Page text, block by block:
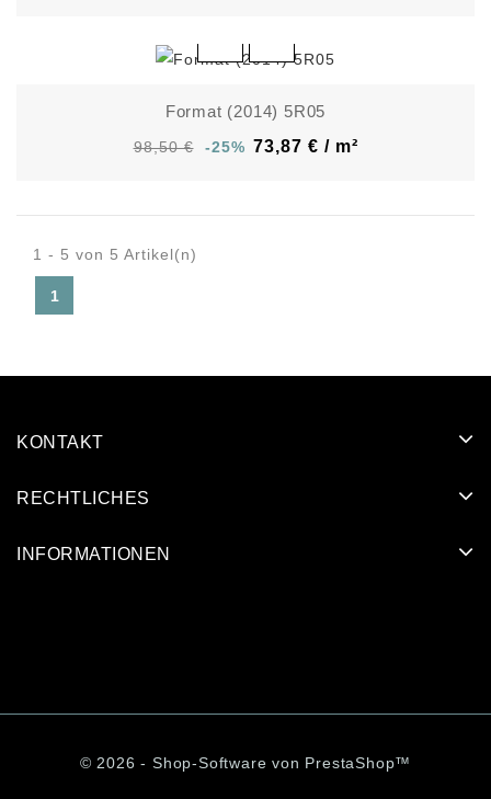
Format (2014) 5R05
98,50 € -25% 73,87 € / m²
1 - 5 von 5 Artikel(n)
1
KONTAKT
RECHTLICHES
INFORMATIONEN
© 2026 - Shop-Software von PrestaShop™